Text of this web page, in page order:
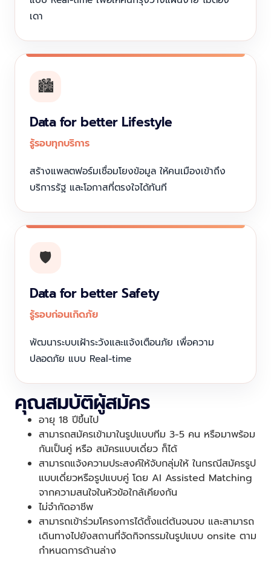
เดา
🏙️
Data for better Lifestyle
รู้รอบทุกบริการ
สร้างแพลตฟอร์มเชื่อมโยงข้อมูล ให้คนเมืองเข้าถึง
บริการรัฐ และโอกาสที่ตรงใจได้ทันที
🛡️
Data for better Safety
รู้รอบก่อนเกิดภัย
พัฒนาระบบเฝ้าระวังและแจ้งเตือนภัย เพื่อความ
ปลอดภัย แบบ Real-time
คุณสมบัติผู้สมัคร
อายุ 18 ปีขึ้นไป
สามารถสมัครเข้ามาในรูปแบบทีม 3-5 คน หรือมาพร้อม
กันเป็นคู่ หรือ สมัครแบบเดี่ยว ก็ได้
สามารถแจ้งความประสงค์ให้จับกลุ่มให้ ในกรณีสมัครรูป
แบบเดี่ยวหรือรูปแบบคู่ โดย AI Assisted Matching
จากความสนใจในหัวข้อใกล้เคียงกัน
ไม่จำกัดอาชีพ
สามารถเข้าร่วมโครงการได้ตั้งแต่ต้นจนจบ และสามารถ
เดินทางไปยังสถานที่จัดกิจกรรมในรูปแบบ onsite ตาม
กำหนดการด้านล่าง